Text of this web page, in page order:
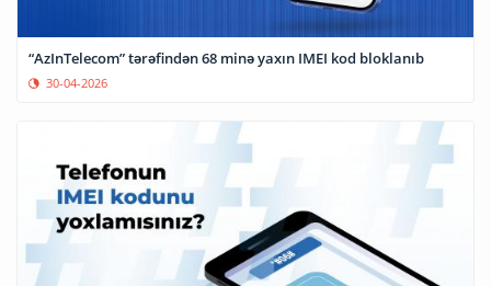
“AzInTelecom” tərəfindən 68 minə yaxın IMEI kod bloklanıb
30-04-2026